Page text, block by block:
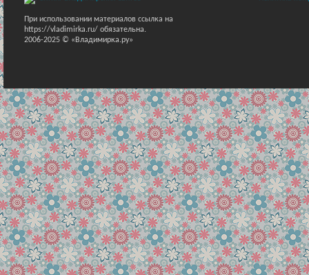
При использовании материалов ссылка на
https://vladimirka.ru/ обязательна.
2006-2025 © «Владимирка.ру»